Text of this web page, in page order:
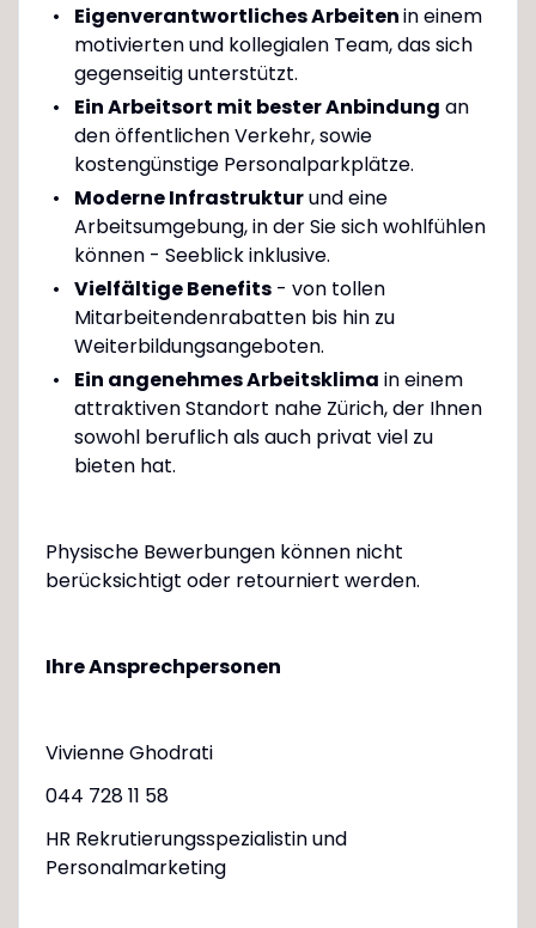
Eigenverantwortliches Arbeitenin einem
motivierten und kollegialen Team, das sich
gegenseitig unterstützt.
Ein Arbeitsort mit bester Anbindung an
den öffentlichen Verkehr, sowie
kostengünstige Personalparkplätze.
Moderne Infrastrukturund eine
Arbeitsumgebung, in der Sie sich wohlfühlen
können - Seeblick inklusive.
Vielfältige Benefits- von tollen
Mitarbeitendenrabatten bis hin zu
Weiterbildungsangeboten.
Ein angenehmes Arbeitsklima in einem
attraktiven Standort nahe Zürich, der Ihnen
sowohl beruflich als auch privat viel zu
bieten hat.
Physische Bewerbungen können nicht
berücksichtigt oder retourniert werden.
Ihre Ansprechpersonen
Vivienne Ghodrati
044 728 11 58
HR Rekrutierungsspezialistin und
Personalmarketing